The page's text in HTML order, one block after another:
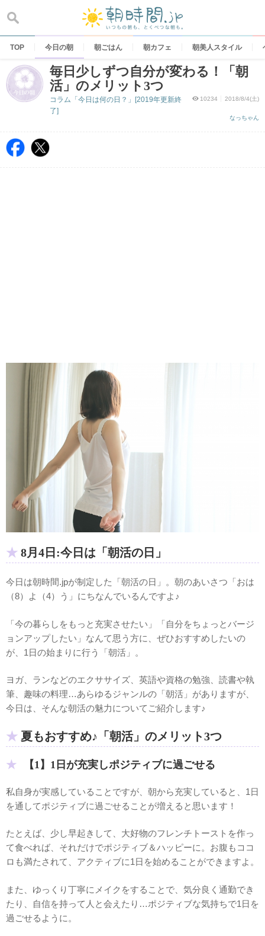
content
TOP 今日の朝 朝ごはん 朝カフェ 朝美人スタイル
毎日少しずつ自分が変わる！「朝
活」のメリット3つ
10234 2018/8/4(土)
なっちゃん
コラム「今日は何の日？」[2019年更新終
了]
8月4日:今日は「朝活の日」
今日は朝時間.jpが制定した「朝活の日」。朝のあいさつ「おは
（8）よ（4）う」にちなんでいるんですよ♪
「今の暮らしをもっと充実させたい」「自分をちょっとバージ
ョンアップしたい」なんて思う方に、ぜひおすすめしたいの
が、1日の始まりに行う「朝活」。
ヨガ、ランなどのエクササイズ、英語や資格の勉強、読書や執
筆、趣味の料理…あらゆるジャンルの「朝活」がありますが、
今日は、そんな朝活の魅力についてご紹介します♪
夏もおすすめ♪「朝活」のメリット3つ
【1】1日が充実しポジティブに過ごせる
私自身が実感していることですが、朝から充実していると、1日
を通してポジティブに過ごせることが増えると思います！
たとえば、少し早起きして、大好物のフレンチトーストを作っ
て食べれば、それだけでポジティブ＆ハッピーに。お腹もココ
ロも満たされて、アクティブに1日を始めることができますよ。
また、ゆっくり丁寧にメイクをすることで、気分良く通勤でき
たり、自信を持って人と会えたり…ポジティブな気持ちで1日を
過ごせるように。